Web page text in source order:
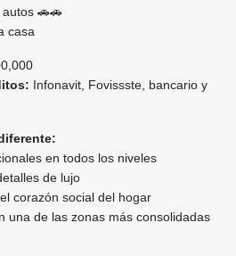
🚗🚗
casa
Infonavit, Fovissste, bancario y
en todos los niveles
de lujo
corazón social del hogar
una de las zonas más consolidadas